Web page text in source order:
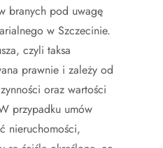
branych pod uwagę
w Szczecinie.
czyli taksa
prawnie i zależy od
oraz wartości
przypadku umów
nieruchomości,